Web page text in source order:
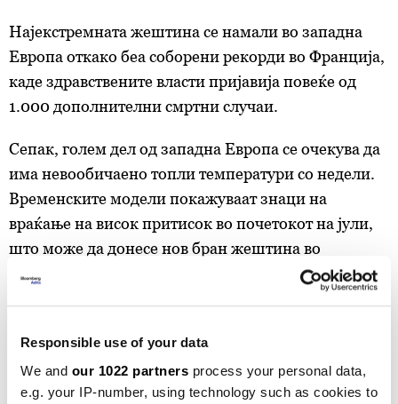
Responsible use of your data
We and our 1022 partners process your personal data,
e.g. your IP-number, using technology such as cookies to
Најекстремната жештина се намали во западна
Европа откако беа соборени рекорди во Франција,
каде здравствените власти пријавија повеќе од
1.000 дополнителни смртни случаи.
Сепак, голем дел од западна Европа се очекува да
има невообичаено топли температури со недели.
Временските модели покажуваат знаци на
враќање на висок притисок во почетокот на јули,
што може да донесе нов бран жештина во
Обединетото Кралство, Франција, Шпанија и
Цените на електричната енергија се зголемија
бидејќи трговците ја земаат предвид можноста за
уште поекстремни температури следната недела.